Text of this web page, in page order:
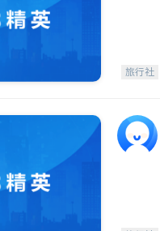
旅行社